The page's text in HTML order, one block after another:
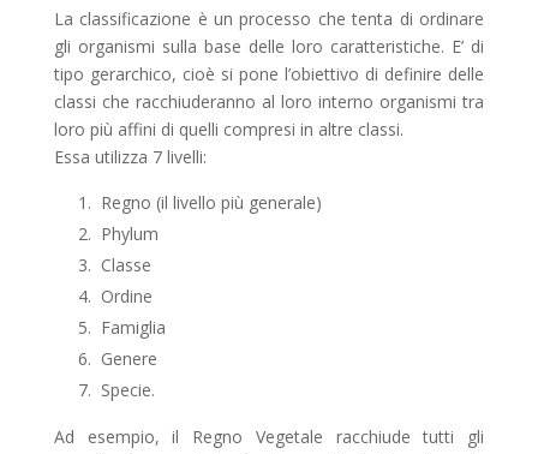
La classificazione è un processo che tenta di ordinare
gli organismi sulla base delle loro caratteristiche. E’ di
tipo gerarchico, cioè si pone l’obiettivo di definire delle
classi che racchiuderanno al loro interno organismi tra
loro più affini di quelli compresi in altre classi.
Essa utilizza 7 livelli:
Regno (il livello più generale)
Phylum
Classe
Ordine
Famiglia
Genere
Specie.
Ad esempio, il Regno Vegetale racchiude tutti gli